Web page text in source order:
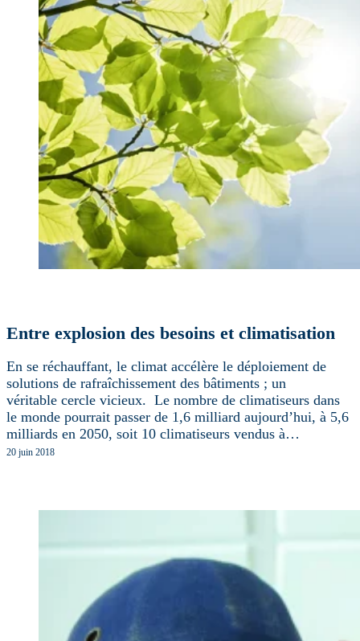
Entre explosion des besoins et climatisation
En se réchauffant, le climat accélère le déploiement de
solutions de rafraîchissement des bâtiments ; un
véritable cercle vicieux. Le nombre de climatiseurs dans
le monde pourrait passer de 1,6 milliard aujourd’hui, à 5,6
milliards en 2050, soit 10 climatiseurs vendus à…
20 juin 2018